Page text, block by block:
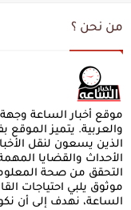
من نحن ؟
موقع أخبار الساعة
والعربية. يتميز
الذين يسعون لنقل
الأحداث والقضايا
التحقق من صحة
موثوق يلبي احتياجات
الساعة، نهدف إلى أن